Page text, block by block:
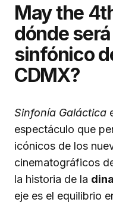
May the
dónde
sinfónico
CDMX?
Sinfonía Galáctica
espectáculo que
icónicos de los
cinematográficos
la historia de la
eje es el equilibrio